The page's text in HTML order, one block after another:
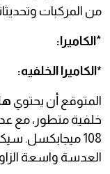
من المركبات
*الكاميرا:
*الكاميرا الخلفيه:
المتوقع أن يحتوي
خلفية متطور، مع
108 ميجابكسل.
العدسة واسعة